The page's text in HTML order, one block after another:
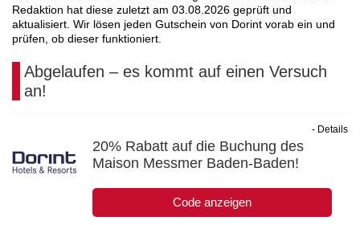
Redaktion hat diese zuletzt am 03.08.2026 geprüft und
aktualisiert. Wir lösen jeden Gutschein von Dorint vorab ein und
prüfen, ob dieser funktioniert.
Abgelaufen – es kommt auf einen Versuch
an!
20% Rabatt auf die Buchung des
Maison Messmer Baden-Baden!
Code anzeigen
- Details